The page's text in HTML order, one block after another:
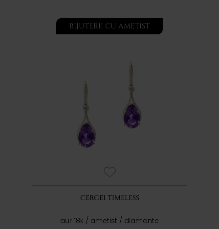
BIJUTERII CU AMETIST
CERCEI TIMELESS
aur 18k / ametist / diamante